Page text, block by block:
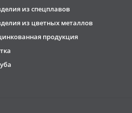
из спецплавов
из цветных металлов
продукция